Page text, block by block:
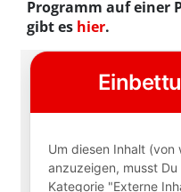
Programm auf einer
gibt es hier.